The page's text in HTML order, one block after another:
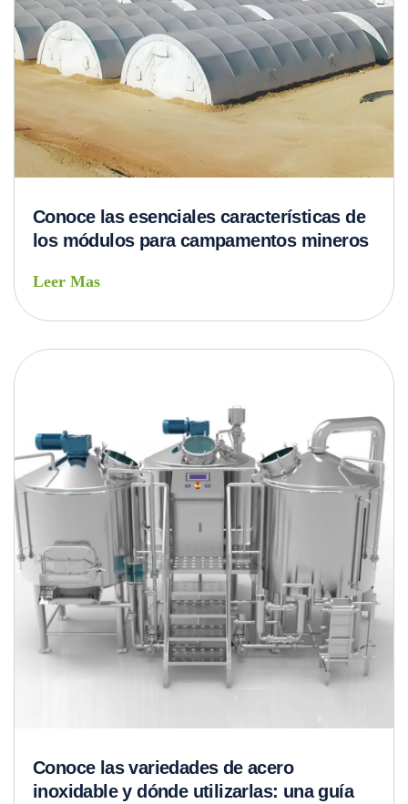
Conoce las esenciales características de
los módulos para campamentos mineros
Leer Mas
Conoce las variedades de acero
inoxidable y dónde utilizarlas: una guía